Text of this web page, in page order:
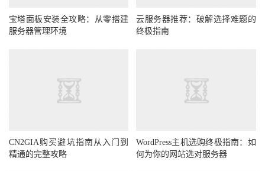
宝塔面板安装全攻略：从零搭建
服务器管理环境
云服务器推荐：破解选择难题的
终极指南
CN2GIA购买避坑指南从入门到
精通的完整攻略
WordPress主机选购终极指南：如
何为你的网站选对服务器